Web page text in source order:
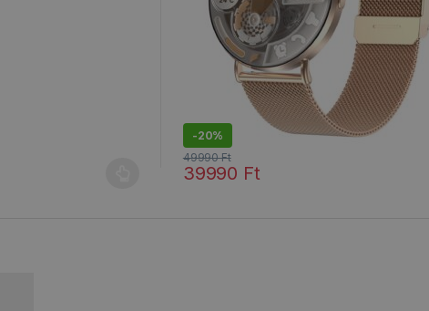
a termékoldalon választhatók ki
-20%
39990 Ft
49990Ft
Ennek a terméknek több variációja van.